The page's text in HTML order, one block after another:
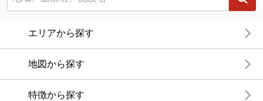
エリアから探す
地図から探す
特徴から探す